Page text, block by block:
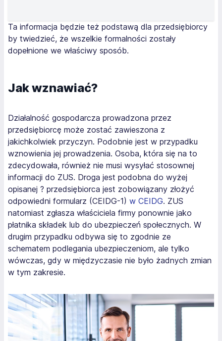
Ta informacja będzie też podstawą dla przedsiębiorcy
by twiedzieć, że wszelkie formalności zostały
dopełnione we właściwy sposób.
Jak wznawiać?
Działalność gospodarcza prowadzona przez
przedsiębiorcę może zostać zawieszona z
jakichkolwiek przyczyn. Podobnie jest w przypadku
wznowienia jej prowadzenia. Osoba, która się na to
zdecydowała, również nie musi wysyłać stosownej
informacji do ZUS. Droga jest podobna do wyżej
opisanej ? przedsiębiorca jest zobowiązany złożyć
odpowiedni formularz (CEIDG-1) w CEIDG. ZUS
natomiast zgłasza właściciela firmy ponownie jako
płatnika składek lub do ubezpieczeń społecznych. W
drugim przypadku odbywa się to zgodnie ze
schematem podlegania ubezpieczeniom, ale tylko
wówczas, gdy w międzyczasie nie było żadnych zmian
w tym zakresie.